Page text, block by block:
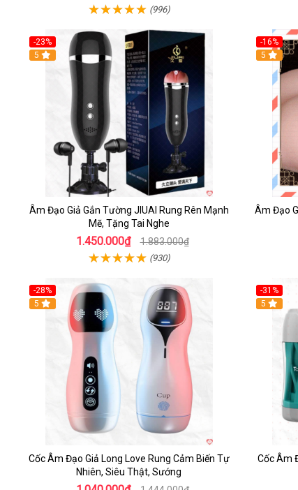
(996)
-23%
5
Âm Đạo Giả Gắn Tường JIUAI Rung Rên Mạnh
Mẽ, Tặng Tai Nghe
1.450.000₫ 1.883.000₫
(930)
-16%
5
Âm Đạo
-28%
5
Cốc Âm Đạo Giả Long Love Rung Cảm Biến Tự
Nhiên, Siêu Thật, Sướng
-31%
Hot
5
Cốc Âm